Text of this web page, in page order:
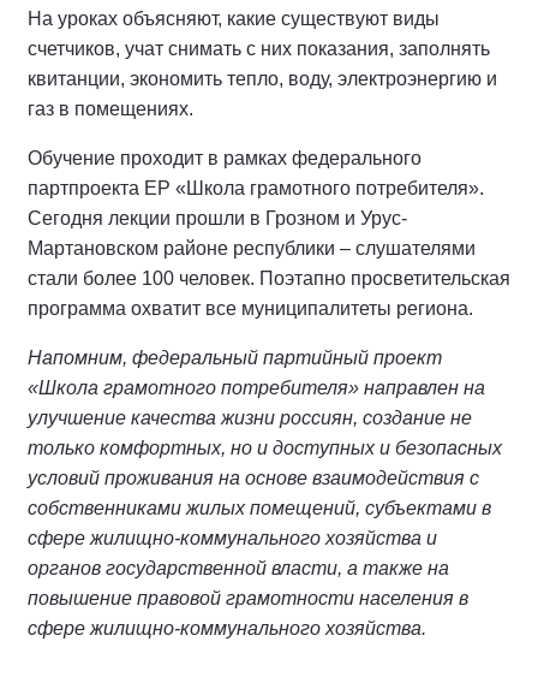
На уроках объясняют, какие существуют виды
счетчиков, учат снимать с них показания, заполнять
квитанции, экономить тепло, воду, электроэнергию и
газ в помещениях.
Обучение проходит в рамках федерального
партпроекта ЕР «Школа грамотного потребителя».
Сегодня лекции прошли в Грозном и Урус-
Мартановском районе республики – слушателями
стали более 100 человек. Поэтапно просветительская
программа охватит все муниципалитеты региона.
Напомним, федеральный партийный проект
«Школа грамотного потребителя» направлен на
улучшение качества жизни россиян, создание не
только комфортных, но и доступных и безопасных
условий проживания на основе взаимодействия с
собственниками жилых помещений, субъектами в
сфере жилищно-коммунального хозяйства и
органов государственной власти, а также на
повышение правовой грамотности населения в
сфере жилищно-коммунального хозяйства.